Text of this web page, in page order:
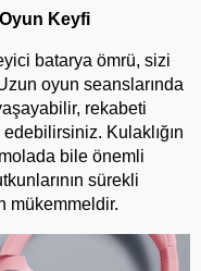
Keyfi
batarya ömrü, sizi
oyun seanslarında
rekabeti
Kulaklığın
bile önemli
sürekli
mükemmeldir.